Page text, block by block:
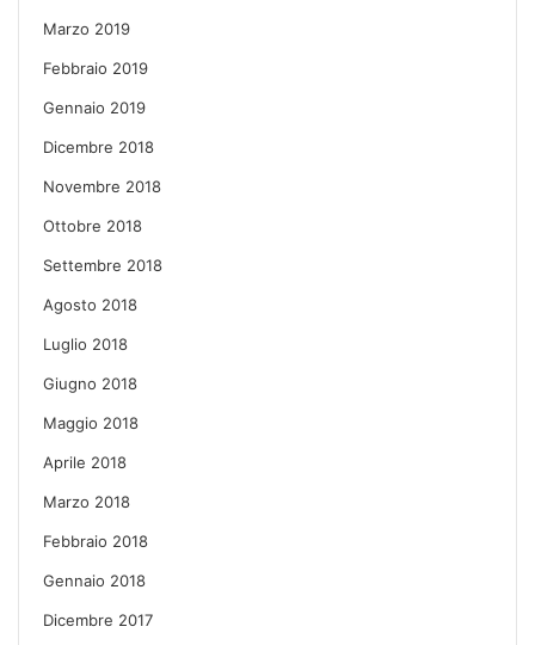
Marzo 2019
Febbraio 2019
Gennaio 2019
Dicembre 2018
Novembre 2018
Ottobre 2018
Settembre 2018
Agosto 2018
Luglio 2018
Giugno 2018
Maggio 2018
Aprile 2018
Marzo 2018
Febbraio 2018
Gennaio 2018
Dicembre 2017